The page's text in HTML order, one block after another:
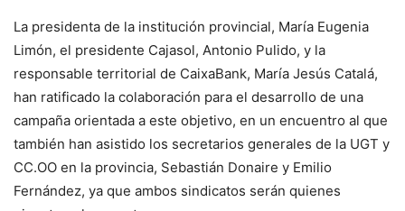
La presidenta de la institución provincial, María Eugenia
Limón, el presidente Cajasol, Antonio Pulido, y la
responsable territorial de CaixaBank, María Jesús Catalá,
han ratificado la colaboración para el desarrollo de una
campaña orientada a este objetivo, en un encuentro al que
también han asistido los secretarios generales de la UGT y
CC.OO en la provincia, Sebastián Donaire y Emilio
Fernández, ya que ambos sindicatos serán quienes